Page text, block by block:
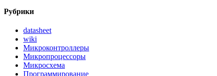
Рубрики
datasheet
wiki
Микроконтроллеры
Микропроцессоры
Микросхема
Программирование